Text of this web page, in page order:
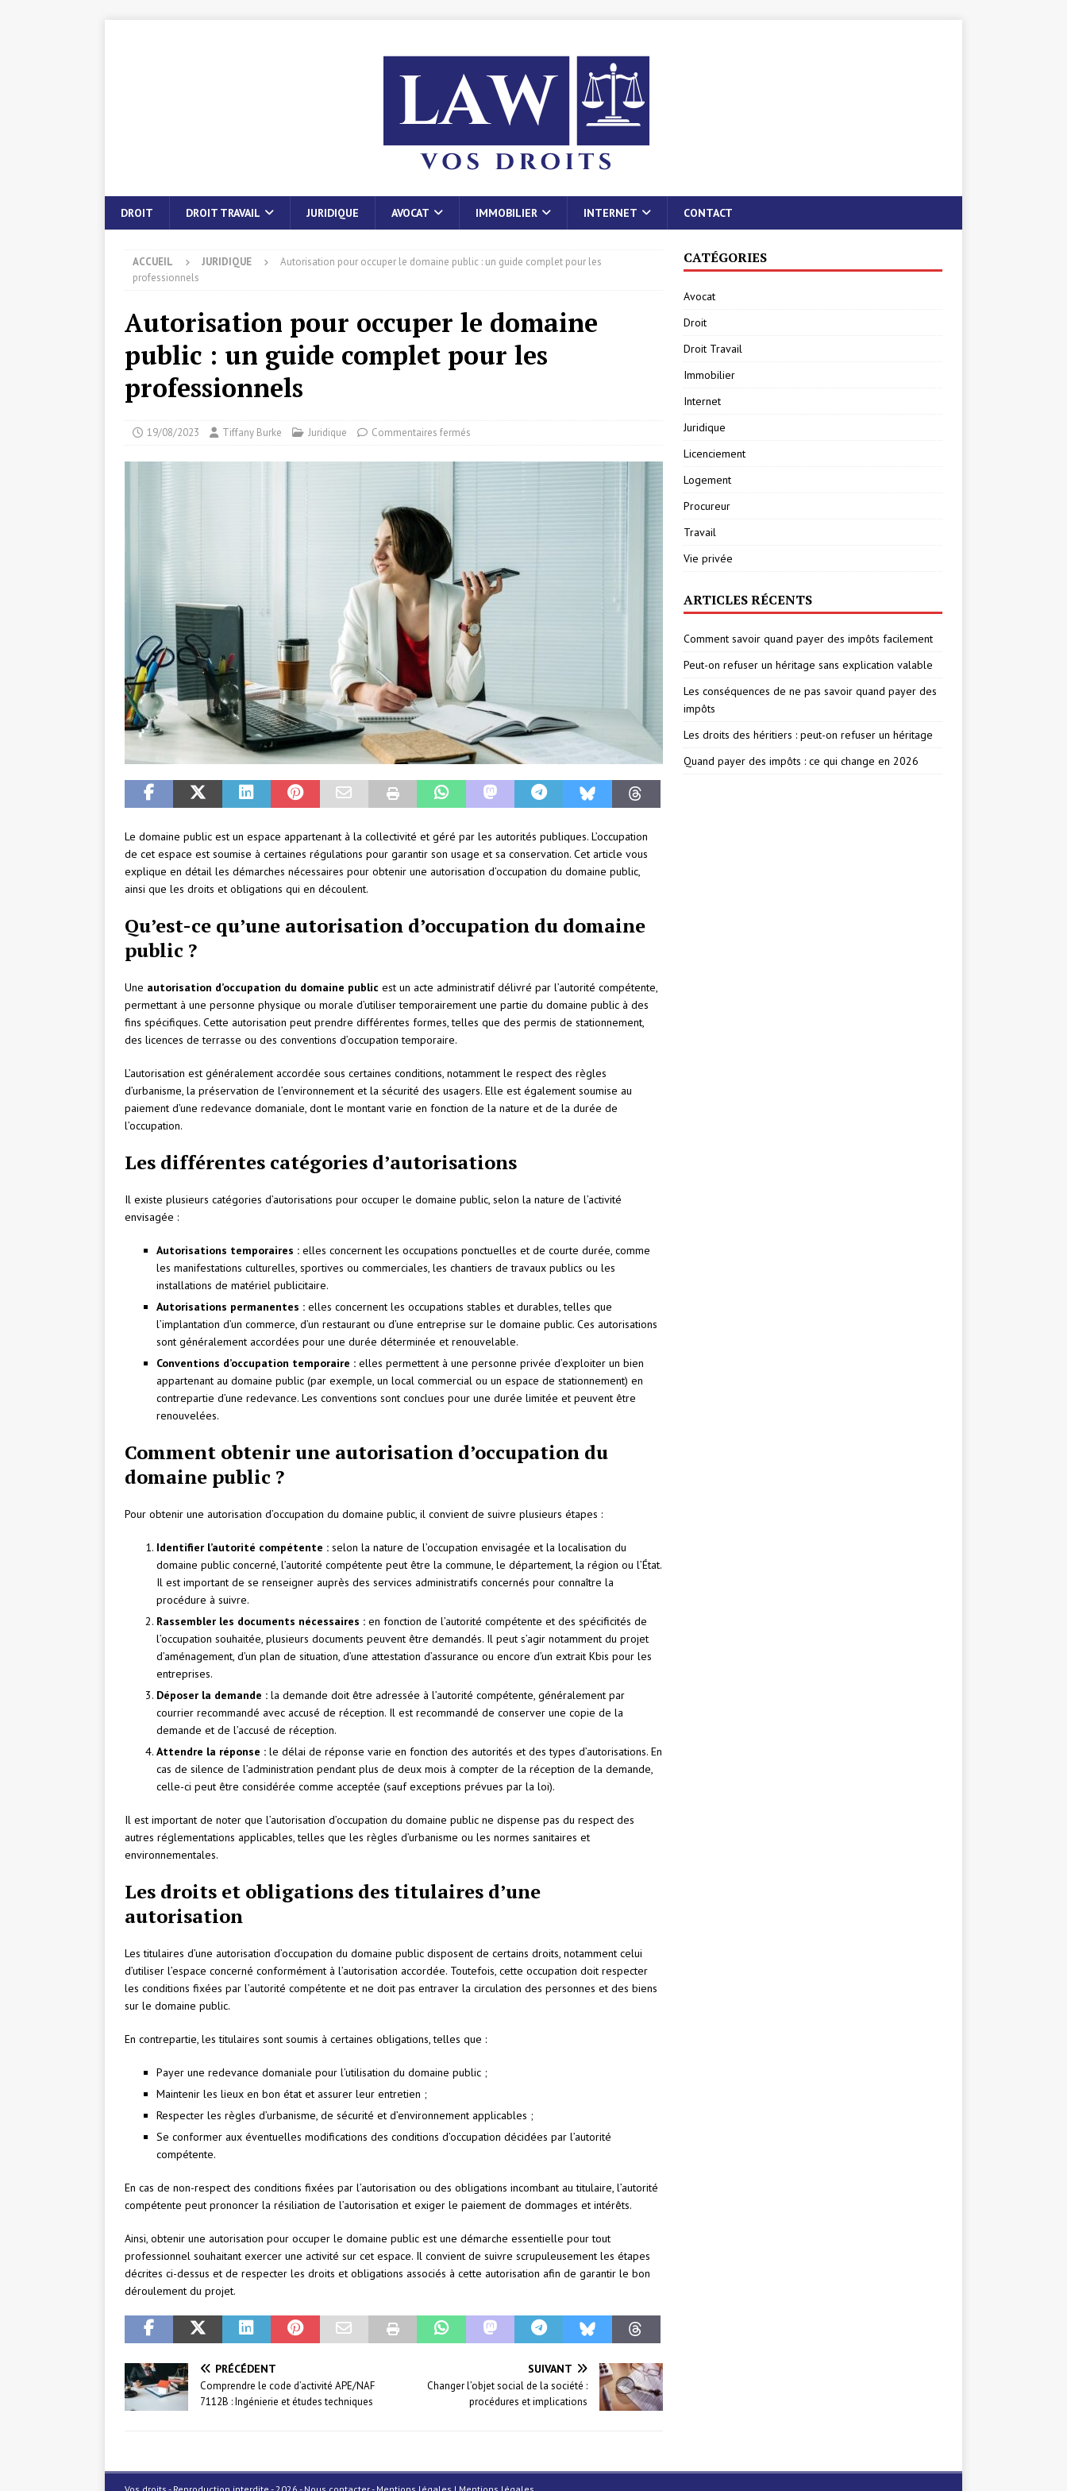
DROIT DROIT TRAVAIL JURIDIQUE AVOCAT IMMOBILIER INTERNET CONTACT
ACCUEIL JURIDIQUE
Autorisation pour occuper le domaine public : un guide complet pour les
professionnels
Autorisation pour occuper le domaine
public : un guide complet pour les
professionnels
19/08/2023 Tiffany Burke Juridique Commentaires fermés
Le domaine public est un espace appartenant à la collectivité et géré par les autorités publiques. L’occupation
de cet espace est soumise à certaines régulations pour garantir son usage et sa conservation. Cet article vous
explique en détail les démarches nécessaires pour obtenir une autorisation d’occupation du domaine public,
ainsi que les droits et obligations qui en découlent.
Qu’est-ce qu’une autorisation d’occupation du domaine
public ?
Une autorisation d’occupation du domaine public est un acte administratif délivré par l’autorité compétente,
permettant à une personne physique ou morale d’utiliser temporairement une partie du domaine public à des
fins spécifiques. Cette autorisation peut prendre différentes formes, telles que des permis de stationnement,
des licences de terrasse ou des conventions d’occupation temporaire.
L’autorisation est généralement accordée sous certaines conditions, notamment le respect des règles
d’urbanisme, la préservation de l’environnement et la sécurité des usagers. Elle est également soumise au
paiement d’une redevance domaniale, dont le montant varie en fonction de la nature et de la durée de
l’occupation.
Les différentes catégories d’autorisations
Il existe plusieurs catégories d’autorisations pour occuper le domaine public, selon la nature de l’activité
envisagée :
Autorisations temporaires : elles concernent les occupations ponctuelles et de courte durée, comme
les manifestations culturelles, sportives ou commerciales, les chantiers de travaux publics ou les
installations de matériel publicitaire.
Autorisations permanentes : elles concernent les occupations stables et durables, telles que
l’implantation d’un commerce, d’un restaurant ou d’une entreprise sur le domaine public. Ces autorisations
sont généralement accordées pour une durée déterminée et renouvelable.
Conventions d’occupation temporaire : elles permettent à une personne privée d’exploiter un bien
appartenant au domaine public (par exemple, un local commercial ou un espace de stationnement) en
contrepartie d’une redevance. Les conventions sont conclues pour une durée limitée et peuvent être
renouvelées.
Comment obtenir une autorisation d’occupation du
domaine public ?
Pour obtenir une autorisation d’occupation du domaine public, il convient de suivre plusieurs étapes :
Identifier l’autorité compétente : selon la nature de l’occupation envisagée et la localisation du
domaine public concerné, l’autorité compétente peut être la commune, le département, la région ou l’État.
Il est important de se renseigner auprès des services administratifs concernés pour connaître la
procédure à suivre.
Rassembler les documents nécessaires : en fonction de l’autorité compétente et des spécificités de
l’occupation souhaitée, plusieurs documents peuvent être demandés. Il peut s’agir notamment du projet
d’aménagement, d’un plan de situation, d’une attestation d’assurance ou encore d’un extrait Kbis pour les
entreprises.
Déposer la demande : la demande doit être adressée à l’autorité compétente, généralement par
courrier recommandé avec accusé de réception. Il est recommandé de conserver une copie de la
demande et de l’accusé de réception.
Attendre la réponse : le délai de réponse varie en fonction des autorités et des types d’autorisations. En
cas de silence de l’administration pendant plus de deux mois à compter de la réception de la demande,
celle-ci peut être considérée comme acceptée (sauf exceptions prévues par la loi).
Il est important de noter que l’autorisation d’occupation du domaine public ne dispense pas du respect des
autres réglementations applicables, telles que les règles d’urbanisme ou les normes sanitaires et
environnementales.
Les droits et obligations des titulaires d’une
autorisation
Les titulaires d’une autorisation d’occupation du domaine public disposent de certains droits, notamment celui
d’utiliser l’espace concerné conformément à l’autorisation accordée. Toutefois, cette occupation doit respecter
les conditions fixées par l’autorité compétente et ne doit pas entraver la circulation des personnes et des biens
sur le domaine public.
En contrepartie, les titulaires sont soumis à certaines obligations, telles que :
Payer une redevance domaniale pour l’utilisation du domaine public ;
Maintenir les lieux en bon état et assurer leur entretien ;
Respecter les règles d’urbanisme, de sécurité et d’environnement applicables ;
Se conformer aux éventuelles modifications des conditions d’occupation décidées par l’autorité
compétente.
En cas de non-respect des conditions fixées par l’autorisation ou des obligations incombant au titulaire, l’autorité
compétente peut prononcer la résiliation de l’autorisation et exiger le paiement de dommages et intérêts.
Ainsi, obtenir une autorisation pour occuper le domaine public est une démarche essentielle pour tout
professionnel souhaitant exercer une activité sur cet espace. Il convient de suivre scrupuleusement les étapes
décrites ci-dessus et de respecter les droits et obligations associés à cette autorisation afin de garantir le bon
déroulement du projet.
PRÉCÉDENT
Comprendre le code d’activité APE/NAF
7112B : Ingénierie et études techniques
SUIVANT
Changer l’objet social de la société :
procédures et implications
CATÉGORIES
Avocat
Droit
Droit Travail
Immobilier
Internet
Juridique
Licenciement
Logement
Procureur
Travail
Vie privée
ARTICLES RÉCENTS
Comment savoir quand payer des impôts facilement
Peut-on refuser un héritage sans explication valable
Les conséquences de ne pas savoir quand payer des
impôts
Les droits des héritiers : peut-on refuser un héritage
Quand payer des impôts : ce qui change en 2026